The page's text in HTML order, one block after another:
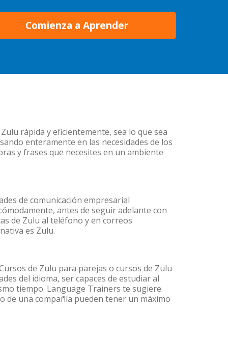
Comienza a Aprender
rápida y eficientemente, sea lo que sea
enteramente en las necesidades de los
y frases que necesites en un ambiente
de comunicación empresarial
antes de seguir adelante con
de Zulu al teléfono y en correos
es Zulu.
de Zulu para parejas o cursos de Zulu
del idioma, ser capaces de estudiar al
tiempo. Language Trainers te sugiere
de una compañía pueden tener un máximo